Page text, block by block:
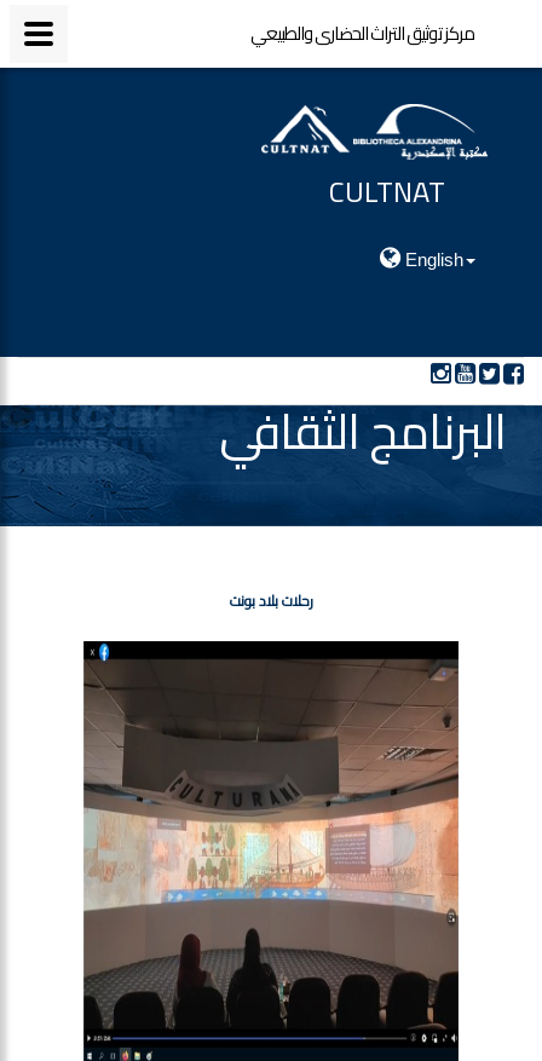
CULTNAT
English
البرنامج الثقافي
رحلات بلاد بونت
مركز توثيق التراث الحضارى والطبيعي
مركز توثيق التراث الحضارى والطبيعي